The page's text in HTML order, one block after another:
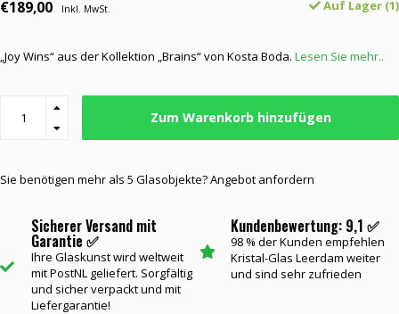
€189,00 Inkl. MwSt. Auf Lager (1)
„Joy Wins“ aus der Kollektion „Brains“ von Kosta Boda. Lesen Sie mehr..
Zum Warenkorb hinzufügen
Sie benötigen mehr als 5 Glasobjekte? Angebot anfordern
Sicherer Versand mit
Garantie ✅
Ihre Glaskunst wird weltweit
mit PostNL geliefert. Sorgfältig
und sicher verpackt und mit
Liefergarantie!
Kundenbewertung: 9,1 ✅
98 % der Kunden empfehlen
Kristal-Glas Leerdam weiter
und sind sehr zufrieden